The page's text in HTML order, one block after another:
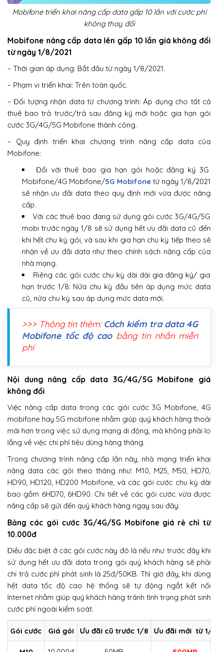
Mobifone triển khai nâng cấp data gấp 10 lần với cước phí
không thay đổi
Mobifone nâng cấp data lên gấp 10 lần giá không đổi
từ ngày 1/8/2021
– Thời gian áp dụng: Bắt đầu từ ngày 1/8/2021.
– Phạm vi triển khai: Trên toàn quốc.
– Đối tượng nhận data từ chương trình: Áp dụng cho tất cả
thuê bao trả trước/trả sau đăng ký mới hoặc gia hạn gói
cước 3G/4G/5G Mobifone thành công.
– Quy định triển khai chương trình nâng cấp data của
Mobifone:
Đối với thuê bao gia hạn gói hoặc đăng ký 3G
Mobifone/4G Mobifone/5G Mobifone từ ngày 1/8/2021
sẽ nhận ưu đãi data theo quy định mới vừa được nâng
cấp.
Với các thuê bao đang sử dụng gói cước 3G/4G/5G
mobi trước ngày 1/8 sẽ sử dụng hết ưu đãi data cũ đến
khi hết chu kỳ gói, và sau khi gia hạn chu kỳ tiếp theo sẽ
nhận về ưu đãi data như theo chính sách nâng cấp của
nhà mạng.
Riêng các gói cước chu kỳ dài dài gia đăng ký/ gia
hạn trước 1/8: Nửa chu kỳ đầu tiên áp dụng mức data
cũ, nửa chu kỳ sau áp dụng mức data mới.
>>> Thông tin thêm: Cách kiểm tra data 4G
Mobifone tốc độ caobằng tin nhắn miễn
phí
Nội dung nâng cấp data 3G/4G/5G Mobifone giá
không đổi
Việc nâng cấp data trong các gói cước 3G Mobifone, 4G
mobifone hay 5G mobifone nhằm giúp quý khách hàng thoải
mái hơn trong việc sử dụng mạng di động, mà không phải lo
lắng về việc chi phí tiêu dùng hàng tháng.
Trong chương trình nâng cấp lần này, nhà mạng triển khai
nâng data các gói theo tháng như: M10, M25, M50, HD70,
HD90, HD120, HD200 Mobifone, và các gói cước chu kỳ dài
bao gồm 6HD70, 6HD90. Chi tiết về các gói cước vừa được
nâng cấp sẽ gửi đến quý khách hàng ngay sau đây:
Bảng các gói cước 3G/4G/5G Mobifone giá rẻ chỉ từ
10.000đ
Điều đặc biệt ở các gói cước này đó là nếu như trước đây khi
sử dụng hết ưu đãi data trong gói quý khách hàng sẽ phải
chi trả cước phí phát sinh là 25đ/50KB. Thì giờ đây, khi dùng
hết data tốc độ cao hệ thống sẽ tự động ngắt kết nối
Internet nhằm giúp quý khách hàng tránh tình trạng phát sinh
cước phí ngoài kiểm soát.
Gói cước Giá gói Ưu đãi cũ trước 1/8 Ưu đãi mới từ 1/8